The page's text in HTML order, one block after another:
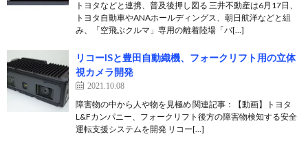
トヨタなどと連携、普及後押し図る 三井不動産は6月17日、
トヨタ自動車やANAホールディングス、朝日航洋などと組
み、「空飛ぶクルマ」専用の離着陸場「バ[…]
リコーISと豊田自動織機、フォークリフト用の立体
視カメラ開発
2021.10.08
障害物の中から人や物を見極め 関連記事：【動画】トヨタ
L&Fカンパニー、フォークリフト後方の障害物検知する安全
運転支援システムを開発 リコー[…]